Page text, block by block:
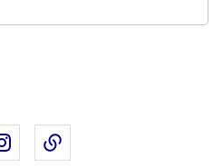
sur Linkedin
Partager sur Instagram